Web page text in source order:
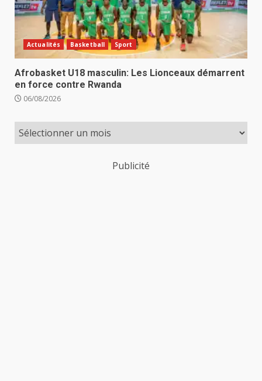
Actualités Basketball Sport
Afrobasket U18 masculin: Les Lionceaux démarrent
en force contre Rwanda
06/08/2026
Publicité